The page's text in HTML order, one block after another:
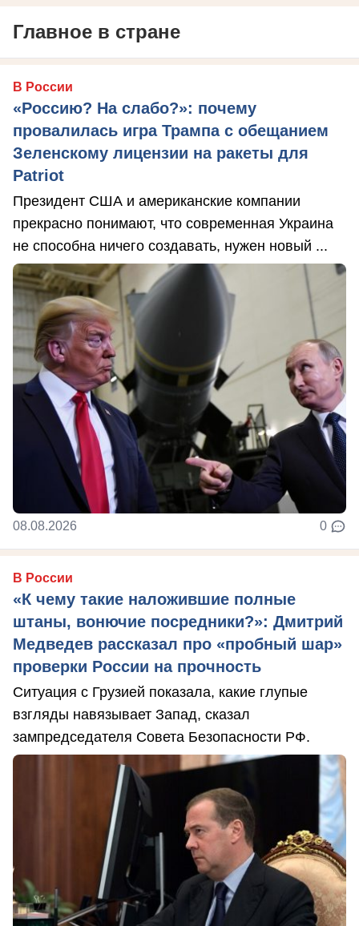
Главное в стране
В России
«Россию? На слабо?»: почему
провалилась игра Трампа с обещанием
Зеленскому лицензии на ракеты для
Patriot
Президент США и американские компании
прекрасно понимают, что современная Украина
не способна ничего создавать, нужен новый ...
08.08.2026 0
В России
«К чему такие наложившие полные
штаны, вонючие посредники?»: Дмитрий
Медведев рассказал про «пробный шар»
проверки России на прочность
Ситуация с Грузией показала, какие глупые
взгляды навязывает Запад, сказал
зампредседателя Совета Безопасности РФ.